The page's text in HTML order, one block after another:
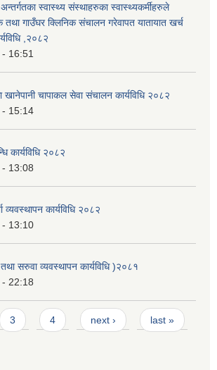
स्वास्थ्य संस्थाहरुका स्वास्थ्यकर्मीहरुले
तथा गाउँघर क्लिनिक संचालन गरेवापत यातायात खर्च
,२०८२
16:51
खानेपानी चापाकल सेवा संचालन कार्यविधि २०८२
15:14
कार्यविधि २०८२
13:08
व्यवस्थापन कार्यविधि २०८२
13:10
तथा सरुवा व्यवस्थापन कार्यविधि )२०८१
22:18
3 4 next › last »